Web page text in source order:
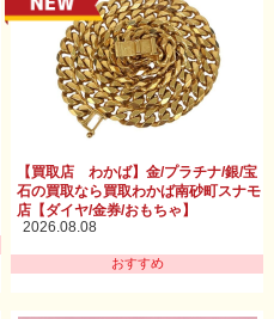
【買取店 わかば】金/プラチナ/銀/宝
石の買取なら買取わかば南砂町スナモ
店【ダイヤ/金券/おもちゃ】
2026.08.08
おすすめ